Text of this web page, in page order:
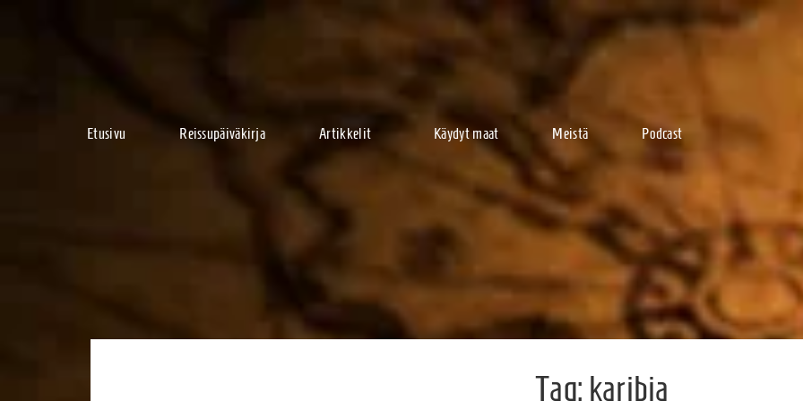
Etusivu Reissupäiväkirja Artikkelit Käydyt maat Meistä Podcast
Tag: karibia